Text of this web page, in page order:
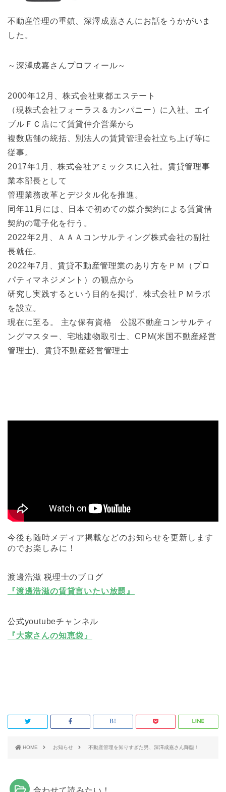
不動産管理の重鎮、深澤成嘉さんにお話をうかがいま
した。
～深澤成嘉さんプロフィール～
2000年12月、株式会社東都エステート
（現株式会社フォーラス＆カンパニー）に入社。エイ
ブルＦＣ店にて賃貸仲介営業から
複数店舗の統括、別法人の賃貸管理会社立ち上げ等に
従事。
2017年1月、株式会社アミックスに入社。賃貸管理事
業本部長として
管理業務改革とデジタル化を推進。
同年11月には、日本で初めての媒介契約による賃貸借
契約の電子化を行う。
2022年2月、ＡＡＡコンサルティング株式会社の副社
長就任。
2022年7月、賃貸不動産管理業のあり方をＰＭ（プロ
パティマネジメント）の観点から
研究し実践するという目的を掲げ、株式会社ＰＭラボ
を設立。
現在に至る。 主な保有資格 公認不動産コンサルティ
ングマスター、宅地建物取引士、CPM(米国不動産経営
管理士)、賃貸不動産経営管理士
今後も随時メディア掲載などのお知らせを更新します
のでお楽しみに！
渡邊浩滋 税理士のブログ
『渡邊浩滋の賃貸言いたい放題』
公式youtubeチャンネル
『大家さんの知恵袋』
HOME お知らせ 不動産管理を知りすぎた男、深澤成嘉さん降臨！
合わせて読みたい！